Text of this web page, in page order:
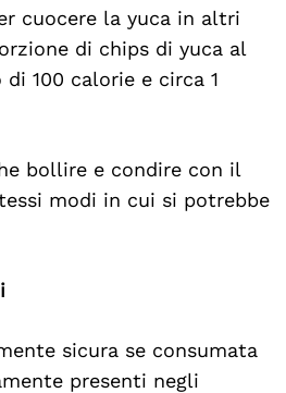
cuocere la yuca in altri
di chips di yuca al
100 calorie e circa 1
bollire e condire con il
modi in cui si potrebbe
sicura se consumata
presenti negli